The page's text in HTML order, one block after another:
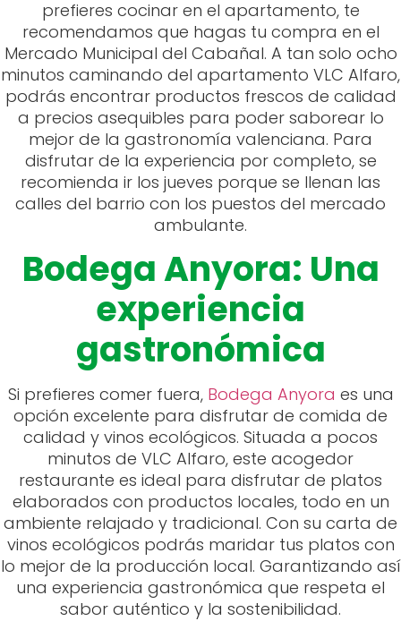
prefieres cocinar en el apartamento, te
recomendamos que hagas tu compra en el
Mercado Municipal del Cabañal. A tan solo ocho
minutos caminando del apartamento VLC Alfaro,
podrás encontrar productos frescos de calidad
a precios asequibles para poder saborear lo
mejor de la gastronomía valenciana. Para
disfrutar de la experiencia por completo, se
recomienda ir los jueves porque se llenan las
calles del barrio con los puestos del mercado
ambulante.
Bodega Anyora: Una
experiencia
gastronómica
Si prefieres comer fuera, Bodega Anyora es una
opción excelente para disfrutar de comida de
calidad y vinos ecológicos. Situada a pocos
minutos de VLC Alfaro, este acogedor
restaurante es ideal para disfrutar de platos
elaborados con productos locales, todo en un
ambiente relajado y tradicional. Con su carta de
vinos ecológicos podrás maridar tus platos con
lo mejor de la producción local. Garantizando así
una experiencia gastronómica que respeta el
sabor auténtico y la sostenibilidad.